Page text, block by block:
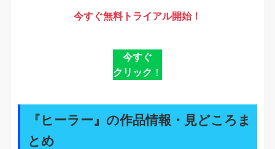
今すぐ無料トライアル開始！
今すぐ
クリック ！
『ヒーラー』の作品情報・見どころま
とめ